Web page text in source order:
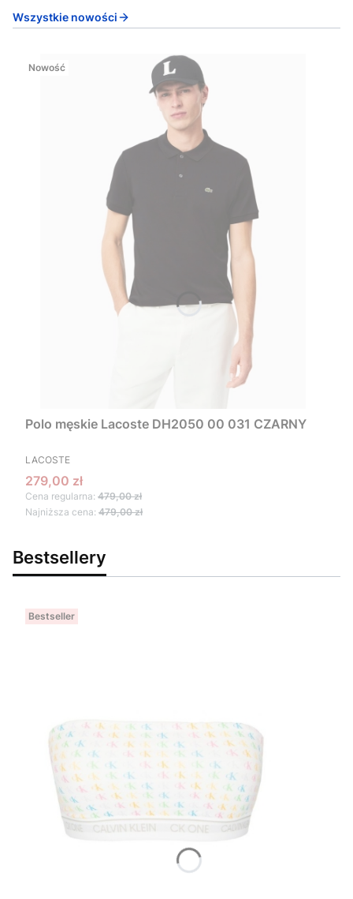
Wszystkie nowości
Nowość
Polo męskie Lacoste DH2050 00 031 CZARNY
PRODUCENT
LACOSTE
Cena promocyjna
279,00 zł
Cena regularna: 479,00 zł
Najniższa cena: 479,00 zł
Bestsellery
Bestseller